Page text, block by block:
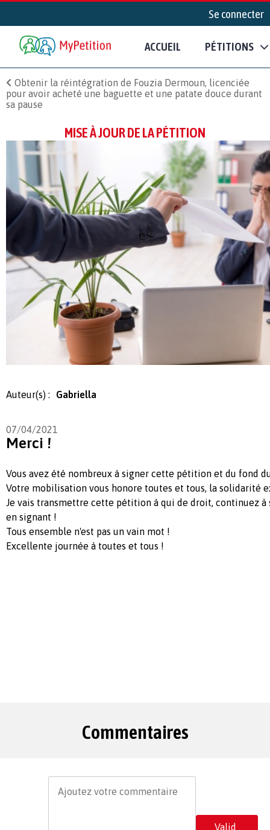
Se connecter
ACCUEIL PÉTITIONS
Obtenir la réintégration de Fouzia Dermoun, licenciée
pour avoir acheté une baguette et une patate douce durant
sa pause
MISE À JOUR DE LA PÉTITION
Auteur(s) : Gabriella
07/04/2021
Merci !
Vous avez été nombreux à signer cette pétition et du fond
Votre mobilisation vous honore toutes et tous, la solidarité
Je vais transmettre cette pétition à qui de droit, continuez à
en signant !
Tous ensemble n'est pas un vain mot !
Excellente journée à toutes et tous !
Commentaires
Valid